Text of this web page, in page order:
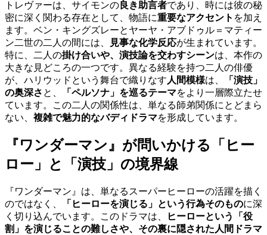
トレヴァーは、サイモンの 良き助言者であり、時には彼の秘
密に深く関わる存在として、物語に重要なアクセント を加え
ます。ベン・キングズレーとヤーヤ・アブドゥル＝マティー
ン二世の二人の間には、
見事な化学反応が生まれています。
特に、二人の掛け合いや、演技論を交わすシーンは、本作の
大きな見どころの一つです。異なる経験を持つ二人の俳優
が、ハリウッドという舞台で織りなす 人間模様は、
「演技」
の奥深さ と、 「ペルソナ」を巡るテーマをより一層際立たせ
ています。この二人の関係性は、単なる師弟関係にとどまら
ない、 複雑で魅力的なバディドラマを形成しています。
『ワンダーマン』が問いかける「ヒー
ロー」と「演技」の境界線
『ワンダーマン』は、単なるスーパーヒーローの活躍を描く
のではなく、
「ヒーローを演じる」という行為そのものに深
く切り込んでいます。このドラマは、
ヒーローという「役
割」を演じることの難しさや、その裏に隠された人間ドラマ